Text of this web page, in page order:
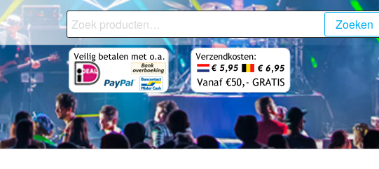
Zoeken
naar:
Zoeken